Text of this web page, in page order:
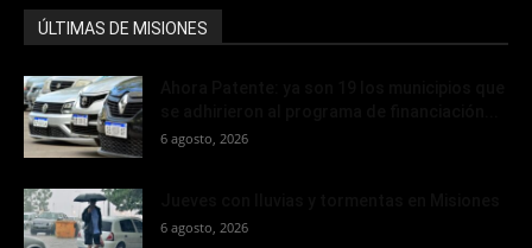
ÚLTIMAS DE MISIONES
6 agosto, 2026
6 agosto, 2026